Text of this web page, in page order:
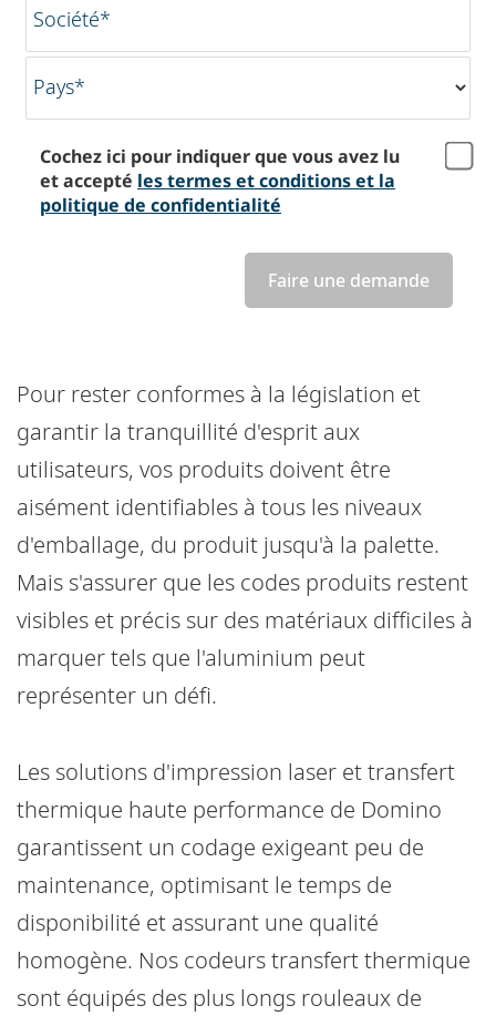
Société*
Pays*
Cochez ici pour indiquer que vous avez lu
et accepté les termes et conditions et la
politique de confidentialité
Faire une demande
Pour rester conformes à la législation et
garantir la tranquillité d'esprit aux
utilisateurs, vos produits doivent être
aisément identifiables à tous les niveaux
d'emballage, du produit jusqu'à la palette.
Mais s'assurer que les codes produits restent
visibles et précis sur des matériaux difficiles à
marquer tels que l'aluminium peut
représenter un défi.
Les solutions d'impression laser et transfert
thermique haute performance de Domino
garantissent un codage exigeant peu de
maintenance, optimisant le temps de
disponibilité et assurant une qualité
homogène. Nos codeurs transfert thermique
sont équipés des plus longs rouleaux de